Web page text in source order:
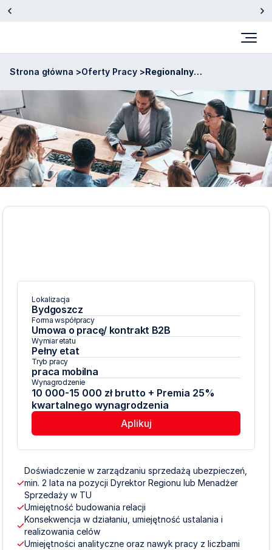
Strona główna >Oferty Pracy >Regionalny
Sprzedaży (k/m) -
Bydgoszcz
Bydgoszcz
Doświadczenie w zarządzaniu sprzedażą ubezpieczeń,
min. 2 lata na pozycji Dyrektor Regionu lub Menadżer
Sprzedaży w TU
Umiejętność budowania relacji
Konsekwencja w działaniu, umiejętność ustalania i
realizowania celów
Umiejętności analityczne oraz nawyk pracy z liczbami
Lokalizacja
Bydgoszcz
Forma współpracy
Umowa o pracę/ kontrakt B2B
Wymiar etatu
Pełny etat
Tryb pracy
praca mobilna
Wynagrodzenie
10 000-15 000 zł brutto + Premia 25%
kwartalnego wynagrodzenia
Aplikuj
Sprawdź